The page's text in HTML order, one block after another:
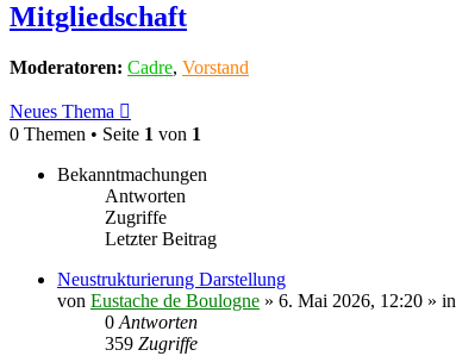
Mitgliedschaft
Moderatoren: Cadre, Vorstand
Neues Thema
0 Themen • Seite 1 von 1
Bekanntmachungen
Antworten
Zugriffe
Letzter Beitrag
Neustrukturierung Darstellung
von Eustache de Boulogne » 6. Mai 2026, 12:20 » in
0 Antworten
359 Zugriffe